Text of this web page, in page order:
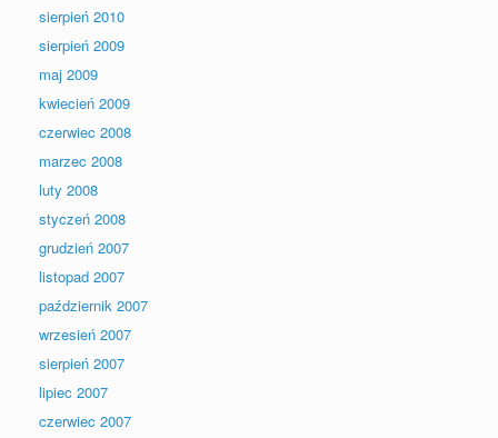
sierpień 2010
sierpień 2009
maj 2009
kwiecień 2009
czerwiec 2008
marzec 2008
luty 2008
styczeń 2008
grudzień 2007
listopad 2007
październik 2007
wrzesień 2007
sierpień 2007
lipiec 2007
czerwiec 2007